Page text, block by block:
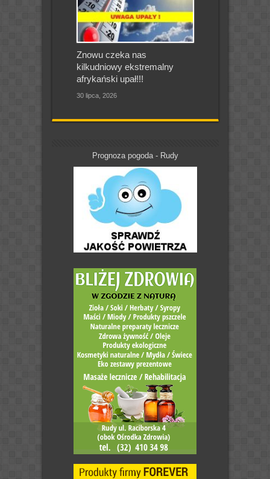
Znowu czeka nas
kilkudniowy ekstremalny
afrykański upał!!!
30 lipca, 2026
Prognoza pogoda - Rudy